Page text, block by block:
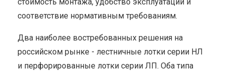
соответствие нормативным требованиям.
Два наиболее востребованных решения на
российском рынке - лестничные лотки серии НЛ
и перфорированные лотки серии ЛП. Оба типа